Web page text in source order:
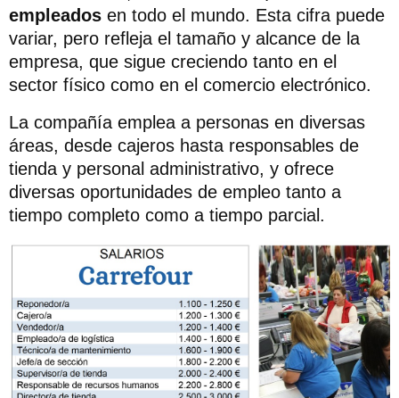
empleados en todo el mundo. Esta cifra puede
variar, pero refleja el tamaño y alcance de la
empresa, que sigue creciendo tanto en el
sector físico como en el comercio electrónico.
La compañía emplea a personas en diversas
áreas, desde cajeros hasta responsables de
tienda y personal administrativo, y ofrece
diversas oportunidades de empleo tanto a
tiempo completo como a tiempo parcial.